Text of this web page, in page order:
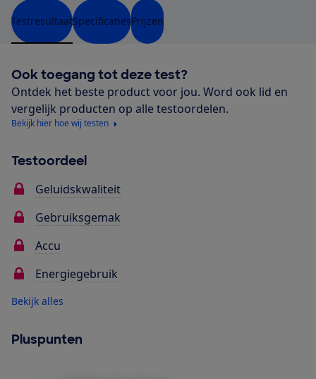
TestresultaatSpecificatiesPrijzen
Ook toegang tot deze test?
Ontdek het beste product voor jou. Word ook lid en
vergelijk producten op alle testoordelen.
Bekijk hier hoe wij testen
Testoordeel
Geluidskwaliteit
Gebruiksgemak
Accu
Energiegebruik
Bekijk alles
Pluspunten